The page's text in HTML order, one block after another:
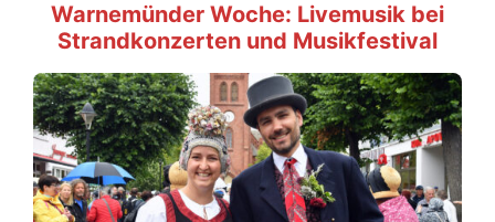
Warnemünder Woche: Livemusik bei
Strandkonzerten und Musikfestival